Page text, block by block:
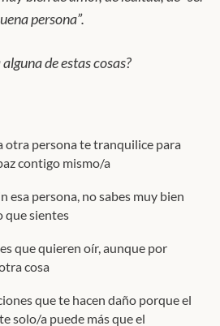
persona”.
alguna de estas cosas?
otra persona te tranquilice para
contigo mismo/a
esa persona, no sabes muy bien
que sientes
que quieren oír, aunque por
cosa
que te hacen daño porque el
solo/a puede más que el